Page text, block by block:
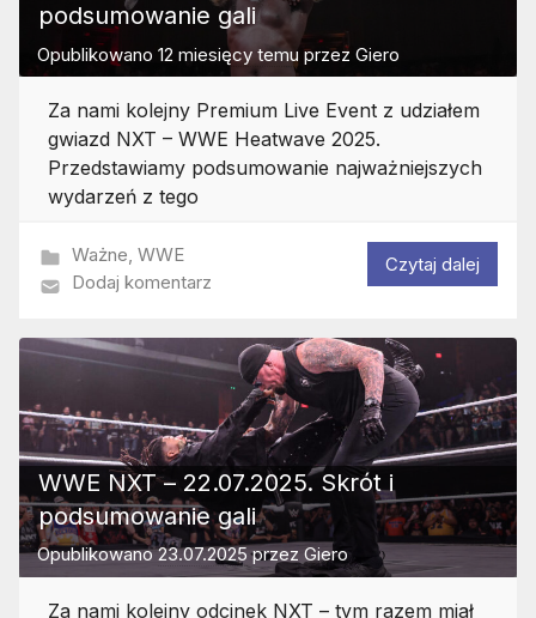
podsumowanie gali
Opublikowano 12 miesięcy temu przez Giero
Za nami kolejny Premium Live Event z udziałem
gwiazd NXT – WWE Heatwave 2025.
Przedstawiamy podsumowanie najważniejszych
wydarzeń z tego
Ważne, WWE
Dodaj komentarz
Czytaj dalej
WWE NXT – 22.07.2025. Skrót i
podsumowanie gali
Opublikowano23.07.2025przez Giero
Za nami kolejny odcinek NXT – tym razem miał